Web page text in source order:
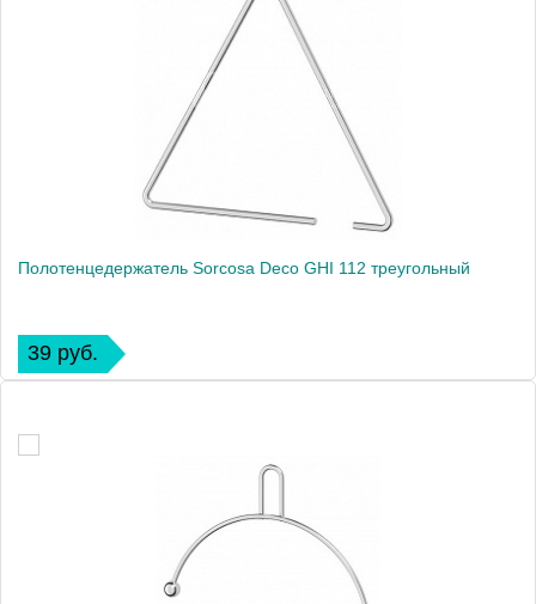
Полотенцедержатель Sorcosa Deco GHI 112 треугольный
39 руб.